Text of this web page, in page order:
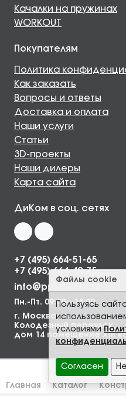
Файлы cookie
Пользуясь
условиями
Согласен
Качалки на пружинах
WORKOUT
Покупателям
Политика
Как заказать
Вопросы и ответы
Доставка и оплата
Наши услуги
Статьи
3D-проекты
Наши дилеры
Карта сайта
ДиКом в соц. сетях
+7 (495) 664-51-65
+7 (495) 664-49-75
info@ppkdikom.ru
Пн.-Пт. 09:00—18:00
г. Москва,
Колодезный переулок,
дом 14 помещение XIII
Главная Каталог